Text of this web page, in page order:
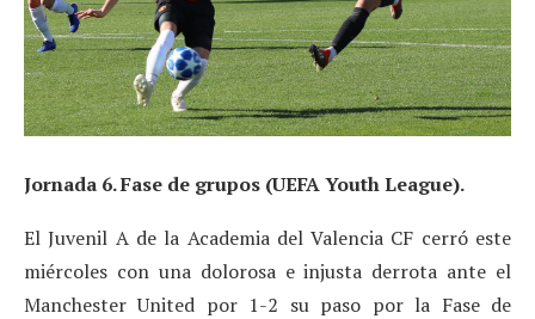
Jornada 6. Fase de grupos (UEFA Youth League).
El Juvenil A de la Academia del Valencia CF cerró este
miércoles con una dolorosa e injusta derrota ante el
Manchester United por 1-2 su paso por la Fase de